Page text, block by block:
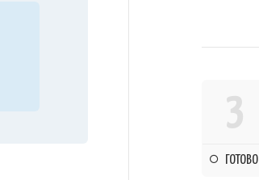
3
ГОТОВО